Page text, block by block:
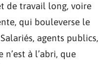
de travail long, voire
qui bouleverse le
agents publics,
à l’abri, que